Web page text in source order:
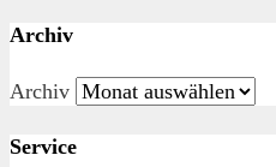
Archiv
Archiv
Service